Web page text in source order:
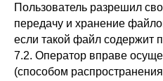
Пользователь разрешил
передачу и хранение
если такой файл содержит
7.2. Оператор вправе
(способом